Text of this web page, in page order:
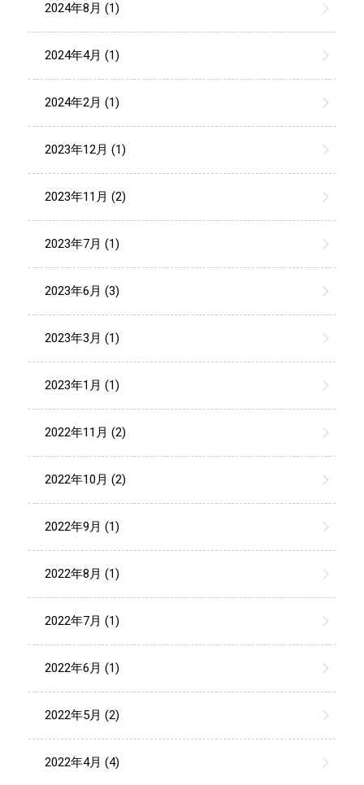
2024年8月 (1)
2024年4月 (1)
2024年2月 (1)
2023年12月 (1)
2023年11月 (2)
2023年7月 (1)
2023年6月 (3)
2023年3月 (1)
2023年1月 (1)
2022年11月 (2)
2022年10月 (2)
2022年9月 (1)
2022年8月 (1)
2022年7月 (1)
2022年6月 (1)
2022年5月 (2)
2022年4月 (4)